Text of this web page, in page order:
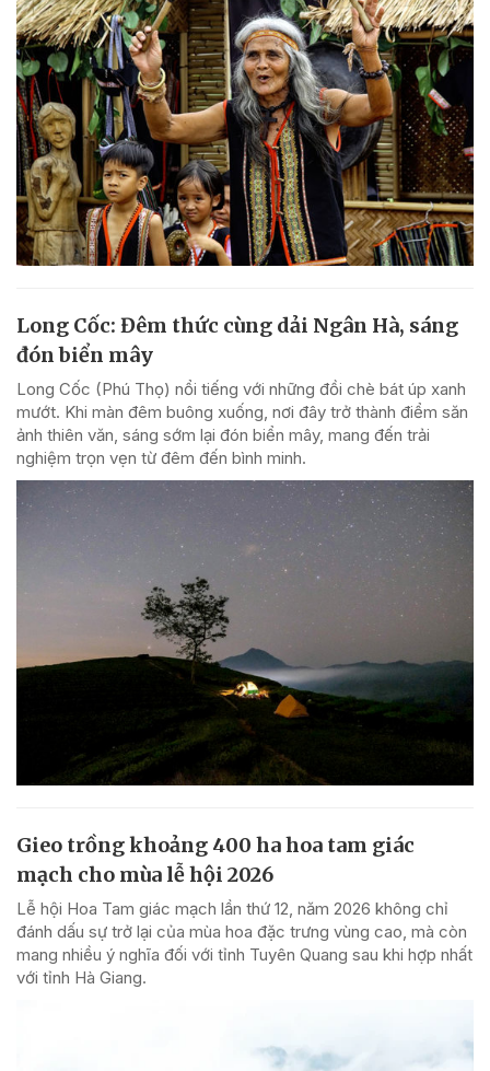
Long Cốc: Đêm thức cùng dải Ngân Hà, sáng
đón biển mây
Long Cốc (Phú Thọ) nổi tiếng với những đồi chè bát úp xanh
mướt. Khi màn đêm buông xuống, nơi đây trở thành điểm săn
ảnh thiên văn, sáng sớm lại đón biển mây, mang đến trải
nghiệm trọn vẹn từ đêm đến bình minh.
Gieo trồng khoảng 400 ha hoa tam giác
mạch cho mùa lễ hội 2026
Lễ hội Hoa Tam giác mạch lần thứ 12, năm 2026 không chỉ
đánh dấu sự trở lại của mùa hoa đặc trưng vùng cao, mà còn
mang nhiều ý nghĩa đối với tỉnh Tuyên Quang sau khi hợp nhất
với tỉnh Hà Giang.